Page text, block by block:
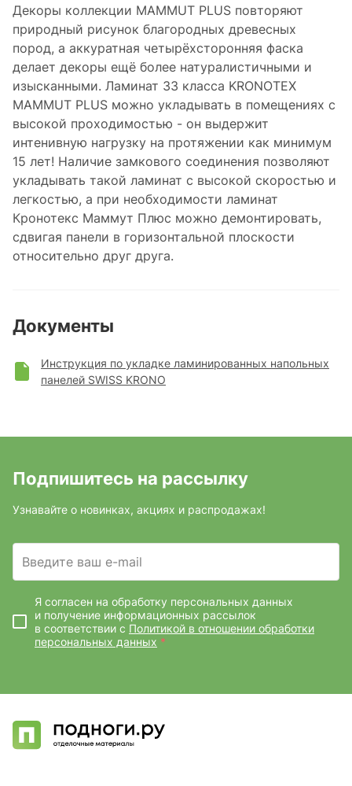
Декоры коллекции MAMMUT PLUS повторяют
природный рисунок благородных древесных
пород, а аккуратная четырёхсторонняя фаска
делает декоры ещё более натуралистичными и
изысканными. Ламинат 33 класса KRONOTEX
MAMMUT PLUS можно укладывать в помещениях с
высокой проходимостью - он выдержит
интенивную нагрузку на протяжении как минимум
15 лет! Наличие замкового соединения позволяют
укладывать такой ламинат с высокой скоростью и
легкостью, а при необходимости ламинат
Кронотекс Маммут Плюс можно демонтировать,
сдвигая панели в горизонтальной плоскости
относительно друг друга.
Документы
Инструкция по укладке ламинированных напольных
панелей SWISS KRONO
Подпишитесь на рассылку
Узнавайте о новинках, акциях и распродажах!
Введите ваш e-mail
Я согласен на обработку персональных данных
и получение информационных рассылок
в соответствии с Политикой в отношении обработки
персональных данных *